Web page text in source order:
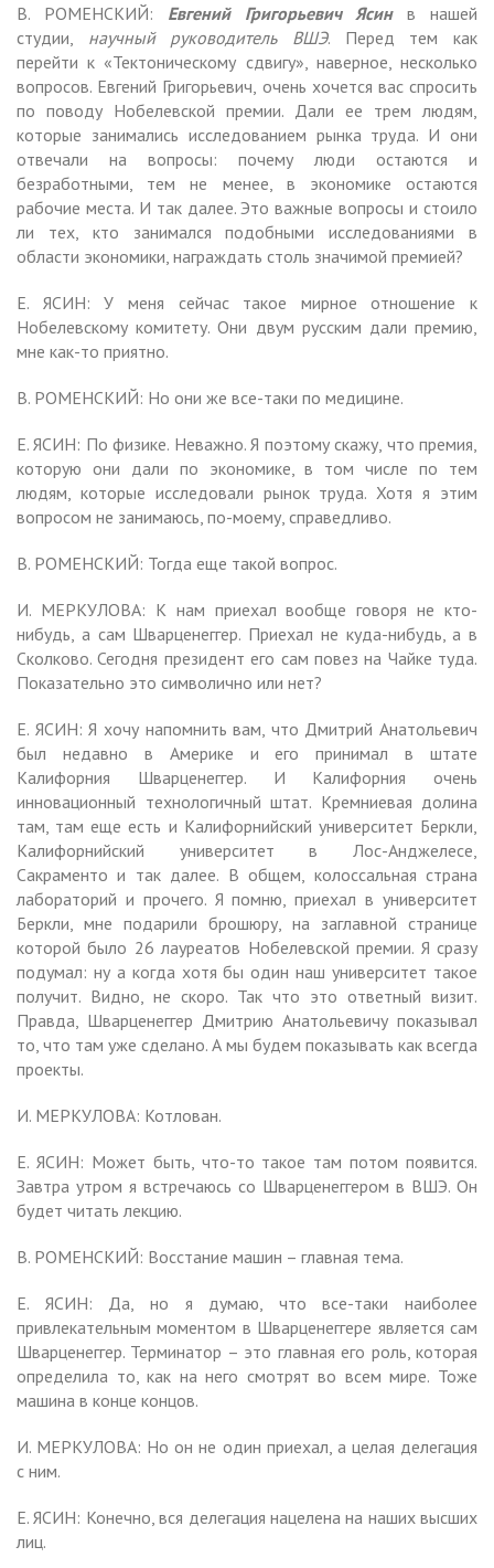
В. РОМЕНСКИЙ: Евгений Григорьевич Ясинв нашей
студии, научный руководитель ВШЭ. Перед тем как
перейти к «Тектоническому сдвигу», наверное, несколько
вопросов. Евгений Григорьевич, очень хочется вас спросить
по поводу Нобелевской премии. Дали ее трем людям,
которые занимались исследованием рынка труда. И они
отвечали на вопросы: почему люди остаются и
безработными, тем не менее, в экономике остаются
рабочие места. И так далее. Это важные вопросы и стоило
ли тех, кто занимался подобными исследованиями в
области экономики, награждать столь значимой премией?
Е. ЯСИН: У меня сейчас такое мирное отношение к
Нобелевскому комитету. Они двум русским дали премию,
мне как-то приятно.
В. РОМЕНСКИЙ: Но они же все-таки по медицине.
Е. ЯСИН: По физике. Неважно. Я поэтому скажу, что премия,
которую они дали по экономике, в том числе по тем
людям, которые исследовали рынок труда. Хотя я этим
вопросом не занимаюсь, по-моему, справедливо.
В. РОМЕНСКИЙ: Тогда еще такой вопрос.
И. МЕРКУЛОВА: К нам приехал вообще говоря не кто-
нибудь, а сам Шварценеггер. Приехал не куда-нибудь, а в
Сколково. Сегодня президент его сам повез на Чайке туда.
Показательно это символично или нет?
Е. ЯСИН: Я хочу напомнить вам, что Дмитрий Анатольевич
был недавно в Америке и его принимал в штате
Калифорния Шварценеггер. И Калифорния очень
инновационный технологичный штат. Кремниевая долина
там, там еще есть и Калифорнийский университет Беркли,
Калифорнийский университет в Лос-Анджелесе,
Сакраменто и так далее. В общем, колоссальная страна
лабораторий и прочего. Я помню, приехал в университет
Беркли, мне подарили брошюру, на заглавной странице
которой было 26 лауреатов Нобелевской премии. Я сразу
подумал: ну а когда хотя бы один наш университет такое
получит. Видно, не скоро. Так что это ответный визит.
Правда, Шварценеггер Дмитрию Анатольевичу показывал
то, что там уже сделано. А мы будем показывать как всегда
проекты.
И. МЕРКУЛОВА: Котлован.
Е. ЯСИН: Может быть, что-то такое там потом появится.
Завтра утром я встречаюсь со Шварценеггером в ВШЭ. Он
будет читать лекцию.
В. РОМЕНСКИЙ: Восстание машин – главная тема.
Е. ЯСИН: Да, но я думаю, что все-таки наиболее
привлекательным моментом в Шварценеггере является сам
Шварценеггер. Терминатор – это главная его роль, которая
определила то, как на него смотрят во всем мире. Тоже
машина в конце концов.
И. МЕРКУЛОВА: Но он не один приехал, а целая делегация
с ним.
Е. ЯСИН: Конечно, вся делегация нацелена на наших высших
лиц.